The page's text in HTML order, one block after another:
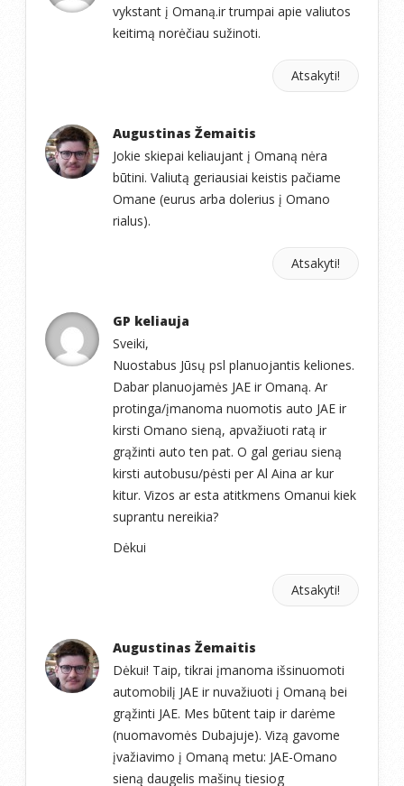
vykstant į Omaną.ir trumpai apie valiutos
keitimą norėčiau sužinoti.
Atsakyti!
Augustinas Žemaitis
Jokie skiepai keliaujant į Omaną nėra
būtini. Valiutą geriausiai keistis pačiame
Omane (eurus arba dolerius į Omano
rialus).
Atsakyti!
GP keliauja
Sveiki,
Nuostabus Jūsų psl planuojantis keliones.
Dabar planuojamės JAE ir Omaną. Ar
protinga/įmanoma nuomotis auto JAE ir
kirsti Omano sieną, apvažiuoti ratą ir
grąžinti auto ten pat. O gal geriau sieną
kirsti autobusu/pėsti per Al Aina ar kur
kitur. Vizos ar esta atitkmens Omanui kiek
suprantu nereikia?
Dėkui
Atsakyti!
Augustinas Žemaitis
Dėkui! Taip, tikrai įmanoma išsinuomoti
automobilį JAE ir nuvažiuoti į Omaną bei
grąžinti JAE. Mes būtent taip ir darėme
(nuomavomės Dubajuje). Vizą gavome
įvažiavimo į Omaną metu: JAE-Omano
sieną daugelis mašinų tiesiog